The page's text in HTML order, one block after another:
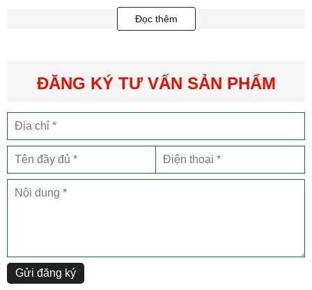
Controller 2 kênh này được thiết kế giao diện hoàn toàn phù hợp
Load, và Deck Select để bạn có thể chuyển đổi giữa 4 deck trong
rekordbox dj một cách dễ dàng.
MÂM ĐĨA LỚN CÙNG ĐÈN HIỂN THỊ
Tích hợp mâm đĩa lớn kết hợp đèn hiển thị giúp bạn dễ dàng biết
được Deck đang chơi. Sử dụng
ng nghệ tiên tiến giống như các
controller chuyên nghiệp và NXS2 cho độ bền cao.
SEQUENCER
Đọc thêm
ĐĂNG KÝ TƯ VẤN SẢN PHẨM
Gửi đăng ký